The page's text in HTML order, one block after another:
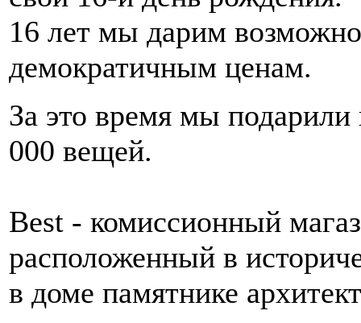
16 лет мы дарим
демократичным ценам.
За это время мы
000 вещей.
Best - комиссионный
расположенный в
в доме памятнике